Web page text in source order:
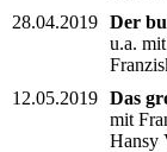
28.04.2019 Der
u.a.
12.05.2019 Das
mit
Hansy